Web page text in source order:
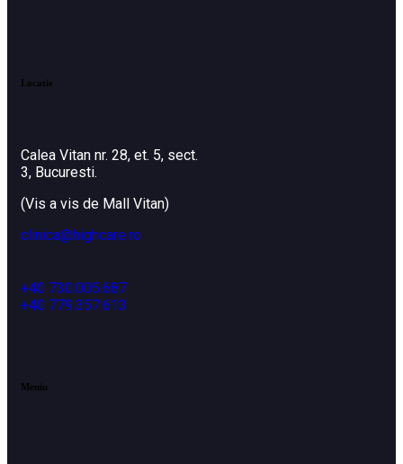
Locatie
Calea Vitan nr. 28, et. 5, sect.
3, Bucuresti.
(Vis a vis de Mall Vitan)
clinica@highcare.ro
+40 730.005.687
+40 779.357.613
Meniu